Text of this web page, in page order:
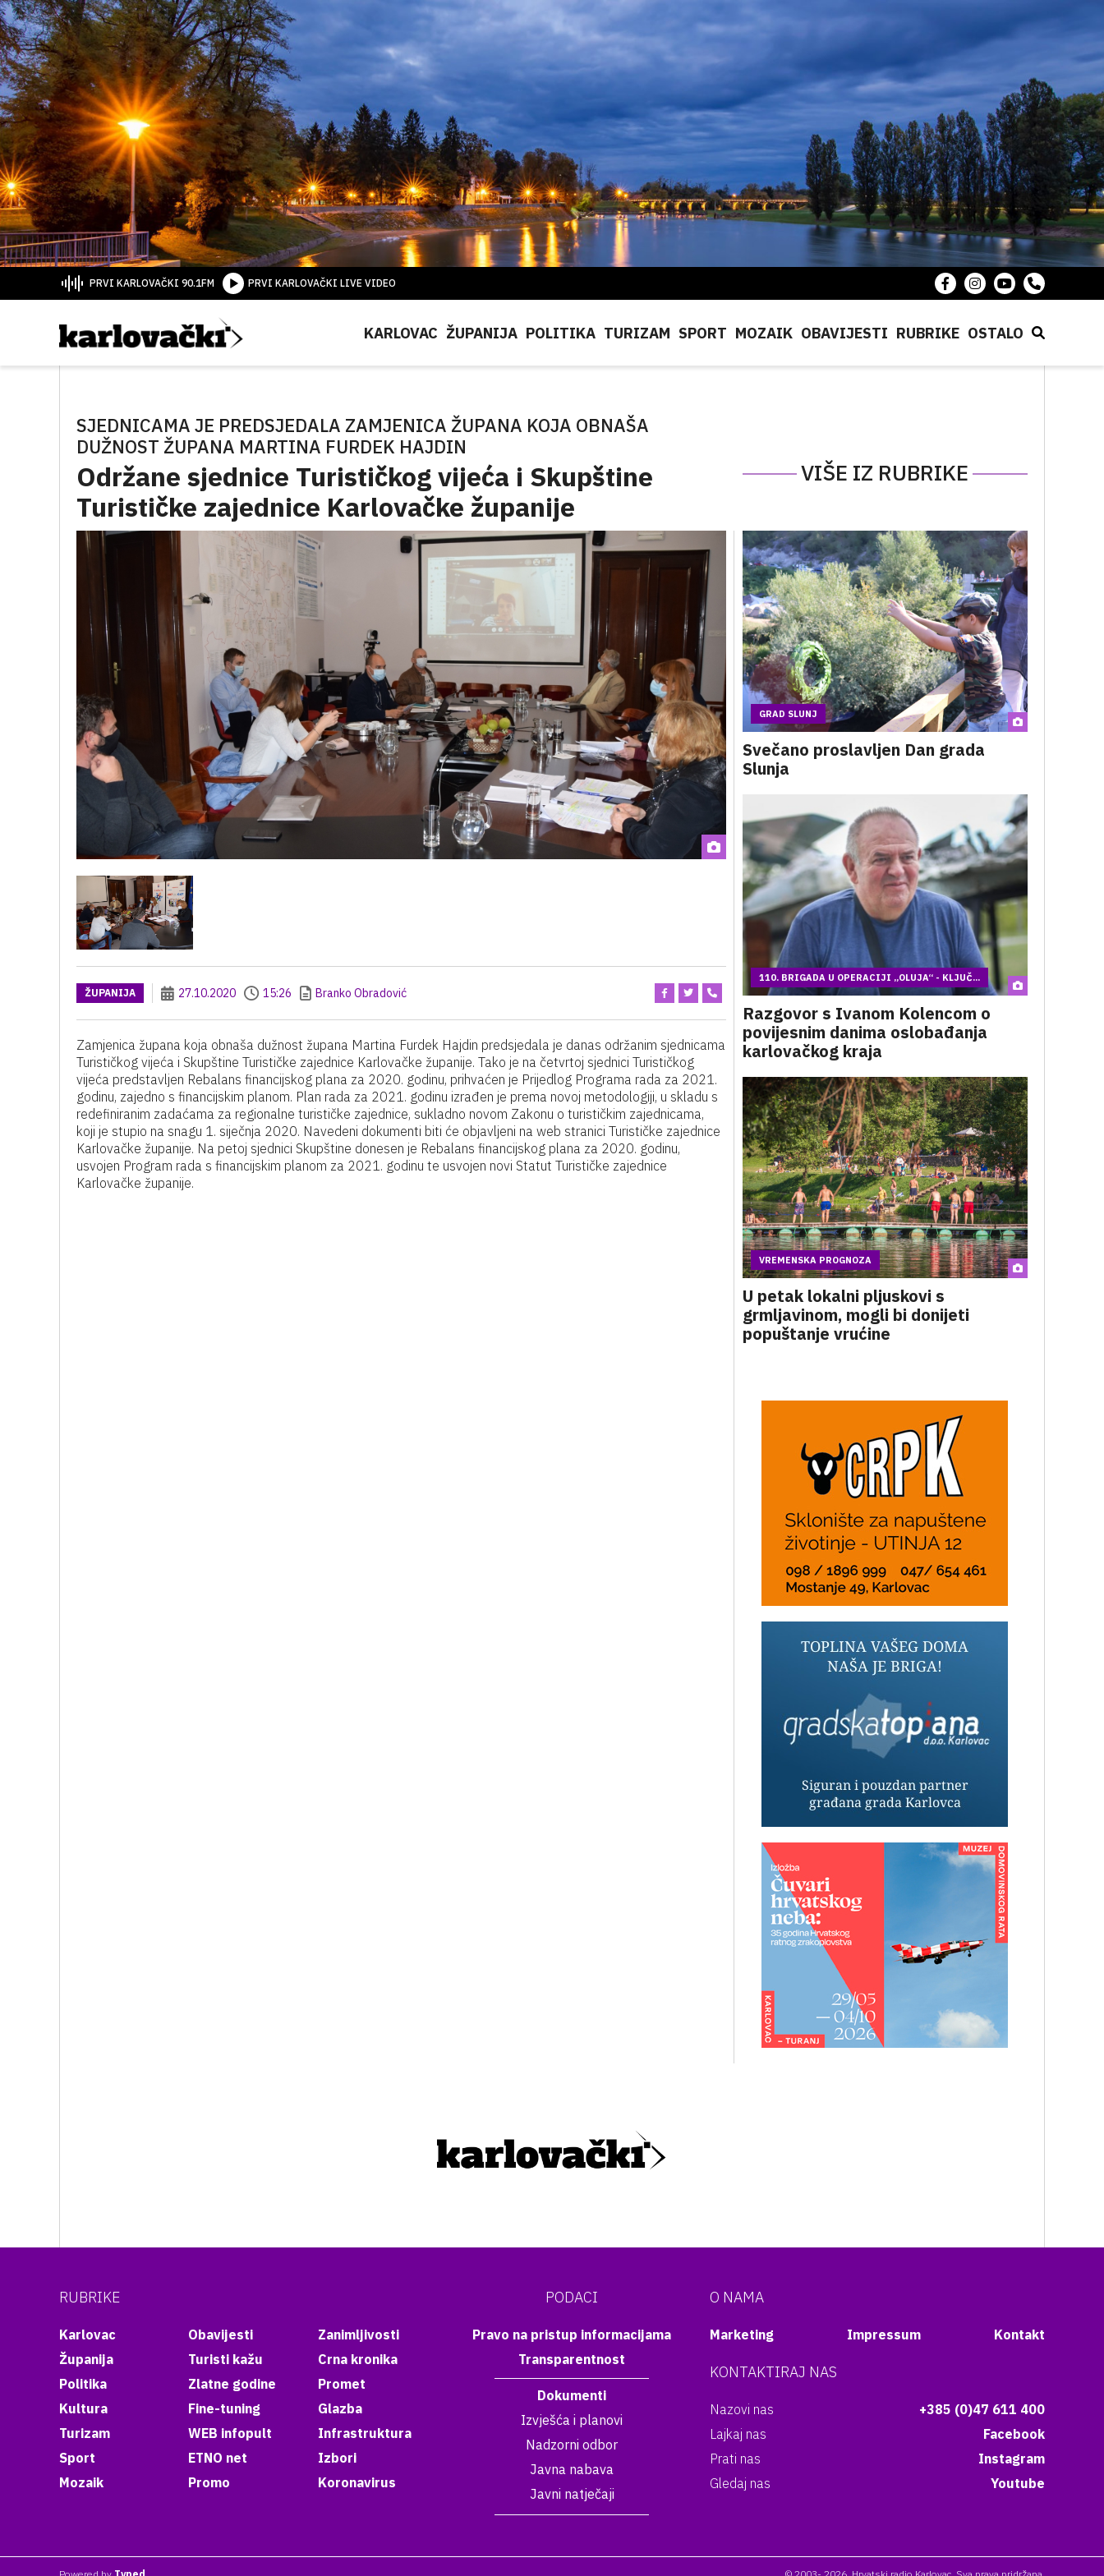
PRVI KARLOVAČKI 90.1FM PRVI KARLOVAČKI LIVE VIDEO
KARLOVAC ŽUPANIJA POLITIKA TURIZAM SPORT MOZAIK OBAVIJESTI RUBRIKE OSTALO
SJEDNICAMA JE PREDSJEDALA ZAMJENICA ŽUPANA KOJA OBNAŠA
DUŽNOST ŽUPANA MARTINA FURDEK HAJDIN
Održane sjednice Turističkog vijeća i Skupštine
Turističke zajednice Karlovačke županije
VIŠE IZ RUBRIKE
ŽUPANIJA 27.10.2020 15:26 Branko Obradović
Zamjenica župana koja obnaša dužnost župana Martina Furdek Hajdin predsjedala je danas održanim sjednicama
Turističkog vijeća i Skupštine Turističke zajednice Karlovačke županije. Tako je na četvrtoj sjednici Turističkog
vijeća predstavljen Rebalans financijskog plana za 2020. godinu, prihvaćen je Prijedlog Programa rada za 2021.
godinu, zajedno s financijskim planom. Plan rada za 2021. godinu izrađen je prema novoj metodologiji, u skladu s
redefiniranim zadaćama za regionalne turističke zajednice, sukladno novom Zakonu o turističkim zajednicama,
koji je stupio na snagu 1. siječnja 2020. Navedeni dokumenti biti će objavljeni na web stranici Turističke zajednice
Karlovačke županije. Na petoj sjednici Skupštine donesen je Rebalans financijskog plana za 2020. godinu,
usvojen Program rada s financijskim planom za 2021. godinu te usvojen novi Statut Turističke zajednice
Karlovačke županije.
GRAD SLUNJ
Svečano proslavljen Dan grada
Slunja
110. BRIGADA U OPERACIJI „OLUJA“ - KLJUČ...
Razgovor s Ivanom Kolencom o
povijesnim danima oslobađanja
karlovačkog kraja
VREMENSKA PROGNOZA
U petak lokalni pljuskovi s
grmljavinom, mogli bi donijeti
popuštanje vrućine
RUBRIKE
Karlovac
Županija
Politika
Kultura
Turizam
Sport
Mozaik
Obavijesti
Turisti kažu
Zlatne godine
Fine-tuning
WEB infopult
ETNO net
Promo
Zanimljivosti
Crna kronika
Promet
Glazba
Infrastruktura
Izbori
Koronavirus
PODACI
Pravo na pristup informacijama
Transparentnost
Dokumenti
Izvješća i planovi
Nadzorni odbor
Javna nabava
Javni natječaji
O NAMA
Marketing Impressum Kontakt
KONTAKTIRAJ NAS
Nazovi nas
+385 (0)47 611 400
Lajkaj nas
Facebook
Prati nas
Instagram
Gledaj nas
Youtube
Powered by Typed © 2003- 2026. Hrvatski radio Karlovac. Sva prava pridržana.